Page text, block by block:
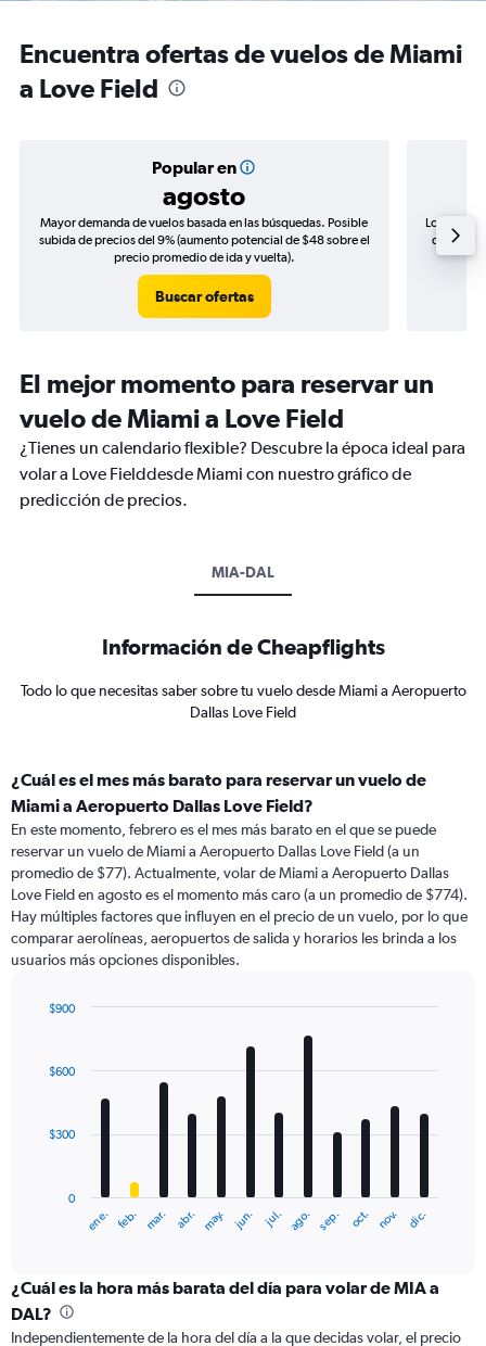
Encuentra ofertas de vuelos de Miami
a Love Field
Popular en
agosto
Mayor demanda de vuelos basada en las búsquedas. Posible
subida de precios del 9% (aumento potencial de $48 sobre el
precio promedio de ida y vuelta).
Buscar ofertas
Los
de
El mejor momento para reservar un
vuelo de Miami a Love Field
¿Tienes un calendario flexible? Descubre la época ideal para
volar a Love Fielddesde Miami con nuestro gráfico de
predicción de precios.
MIA-DAL
Información de Cheapflights
Todo lo que necesitas saber sobre tu vuelo desde Miami a Aeropuerto
Dallas Love Field
¿Cuál es el mes más barato para reservar un vuelo de
Miami a Aeropuerto Dallas Love Field?
En este momento, febrero es el mes más barato en el que se puede
reservar un vuelo de Miami a Aeropuerto Dallas Love Field (a un
promedio de $77). Actualmente, volar de Miami a Aeropuerto Dallas
Love Field en agosto es el momento más caro (a un promedio de $774).
Hay múltiples factores que influyen en el precio de un vuelo, por lo que
comparar aerolíneas, aeropuertos de salida y horarios les brinda a los
usuarios más opciones disponibles.
with
12
The
categories.
Range:
ene. feb. mar. abr. may. jun. jul. ago. sep. oct. nov. dic.
0
$300
$600
$900
¿Cuál es la hora más barata del día para volar de MIA a
DAL?
Independientemente de la hora del día a la que decidas volar, el precio